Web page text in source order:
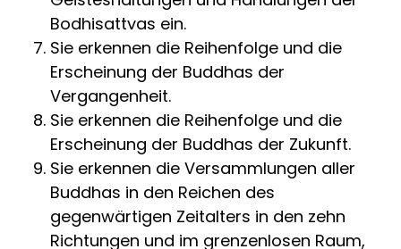
Bodhisattvas ein.
Sie erkennen die Reihenfolge und die
Erscheinung der Buddhas der
Vergangenheit.
Sie erkennen die Reihenfolge und die
Erscheinung der Buddhas der Zukunft.
Sie erkennen die Versammlungen aller
Buddhas in den Reichen des
gegenwärtigen Zeitalters in den zehn
Richtungen und im grenzenlosen Raum,